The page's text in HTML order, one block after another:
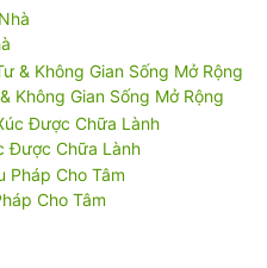
Không Gian Sống Mở Rộng
Được Chữa Lành
Cho Tâm